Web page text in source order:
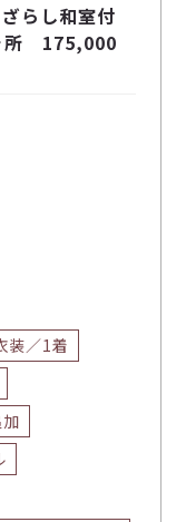
らし和室付
所 175,000
装／1着